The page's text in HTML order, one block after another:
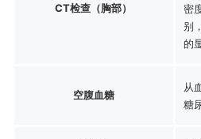
CT检查（胸部）
密
别
的
空腹血糖
从
糖